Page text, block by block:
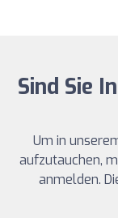
Sind Sie
Um in
aufzutauchen,
anmelden.